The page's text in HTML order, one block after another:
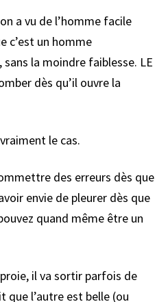
a vu de l’homme facile
c’est un homme
la moindre faiblesse. LE
dès qu’il ouvre la
le cas.
des erreurs dès que
envie de pleurer dès que
quand même être un
proie, il va sortir parfois de
que l’autre est belle (ou